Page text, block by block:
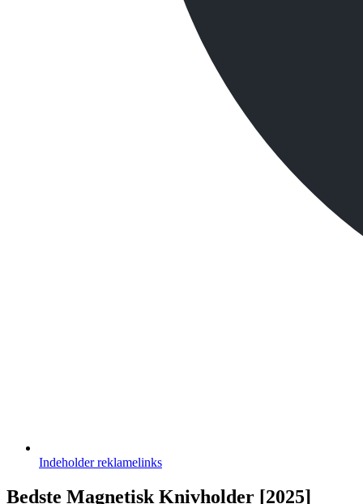
Indeholderreklamelinks
Bedste Magnetisk Knivholder [2025]